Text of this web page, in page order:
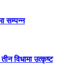
सम्पन्न
विधामा उत्कृष्ट